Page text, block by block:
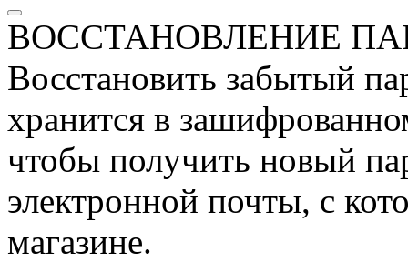
ВОССТАНОВЛЕНИЕ
Восстановить забытый
хранится в
чтобы получить новый
электронной почты, с
магазине.